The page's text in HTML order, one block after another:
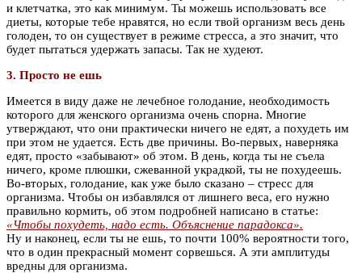
и клетчатка, это как минимум. Ты можешь использовать все
диеты, которые тебе нравятся, но если твой организм весь день
голоден, то он существует в режиме стресса, а это значит, что
будет пытаться удержать запасы. Так не худеют.
3. Просто не ешь
Имеется в виду даже не лечебное голодание, необходимость
которого для женского организма очень спорна. Многие
утверждают, что они практически ничего не едят, а похудеть им
при этом не удается. Есть две причины. Во-первых, наверняка
едят, просто «забывают» об этом. В день, когда ты не съела
ничего, кроме плюшки, сжеванной украдкой, ты не похудеешь.
Во-вторых, голодание, как уже было сказано – стресс для
организма. Чтобы он избавлялся от лишнего веса, его нужно
правильно кормить, об этом подробней написано в статье:
«Чтобы похудеть, надо есть. Объяснение парадокса».
Ну и наконец, если ты не ешь, то почти 100% вероятности того,
что в один прекрасный момент сорвешься. А эти амплитуды
вредны для организма.